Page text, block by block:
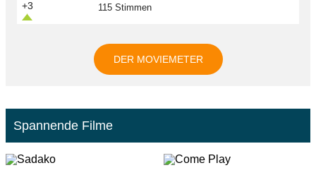
+3 115 Stimmen
DER MOVIEMETER
Spannende Filme